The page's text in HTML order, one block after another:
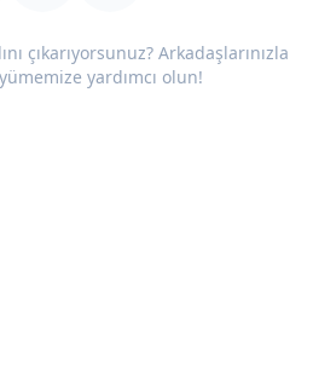
çıkarıyorsunuz? Arkadaşlarınızla
yardımcı olun!